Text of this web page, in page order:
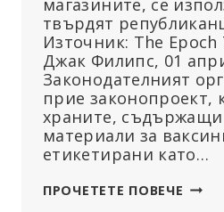
магазините, се
твърдят
Източник: The
Джак Филипс, 01
Законодателният
прие законопроект,
храните,
материали за
етикетирани като…
ПРОЧЕТЕТЕ ПОВЕЧЕ